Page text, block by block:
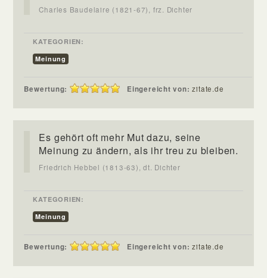
Charles Baudelaire (1821-67), frz. Dichter
KATEGORIEN:
Meinung
Bewertung: Eingereicht von:zitate.de
Es gehört oft mehr Mut dazu, seine
Meinung zu ändern, als ihr treu zu bleiben.
Friedrich Hebbel (1813-63), dt. Dichter
KATEGORIEN:
Meinung
Bewertung: Eingereicht von:zitate.de